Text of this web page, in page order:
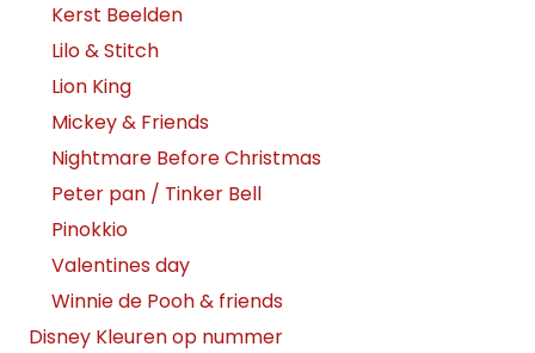
Kerst Beelden
Lilo & Stitch
Lion King
Mickey & Friends
Nightmare Before Christmas
Peter pan / Tinker Bell
Pinokkio
Valentines day
Winnie de Pooh & friends
Disney Kleuren op nummer